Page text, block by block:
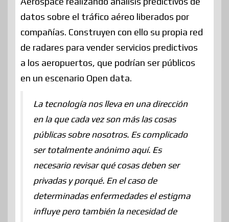
datos sobre el tráfico aéreo liberados por
compañías. Construyen con ello su propia red
de radares para vender servicios predictivos
a los aeropuertos, que podrían ser públicos
en un escenario Open data.
La tecnología nos lleva en una dirección
en la que cada vez son más las cosas
públicas sobre nosotros. Es complicado
ser totalmente anónimo aquí. Es
necesario revisar qué cosas deben ser
privadas y porqué. En el caso de
determinadas enfermedades el estigma
influye pero también la necesidad de